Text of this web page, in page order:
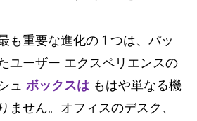
も重要な進化の 1 つは、パッ
ユーザー エクスペリエンスの
ュ ボックスは もはや単なる機
ません。オフィスのデスク、